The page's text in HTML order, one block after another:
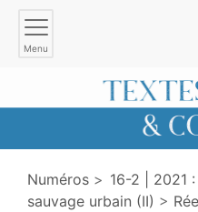
Menu
Numéros
16-2 | 2021
sauvage urbain (II)